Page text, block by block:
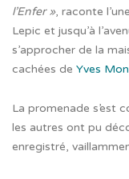
l’Enfer », raconte
Lepic et jusqu’à
s’approcher de la
cachées de Yves
La promenade s’est
les autres ont pu
enregistré,